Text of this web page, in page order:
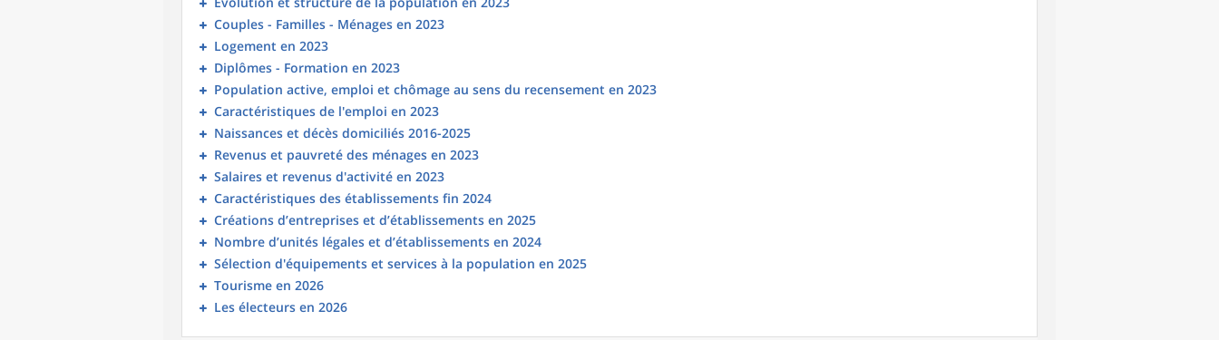
Couples - Familles - Ménages en 2023
Logement en 2023
Diplômes - Formation en 2023
Population active, emploi et chômage au sens du recensement en 2023
Caractéristiques de l'emploi en 2023
Naissances et décès domiciliés 2016-2025
Revenus et pauvreté des ménages en 2023
Salaires et revenus d'activité en 2023
Caractéristiques des établissements fin 2024
Créations d’entreprises et d’établissements en 2025
Nombre d’unités légales et d’établissements en 2024
Sélection d'équipements et services à la population en 2025
Tourisme en 2026
Les électeurs en 2026